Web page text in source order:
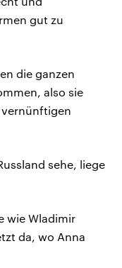
gut zu
die ganzen
also sie
sehe, liege
wie Wladimir
da, wo Anna